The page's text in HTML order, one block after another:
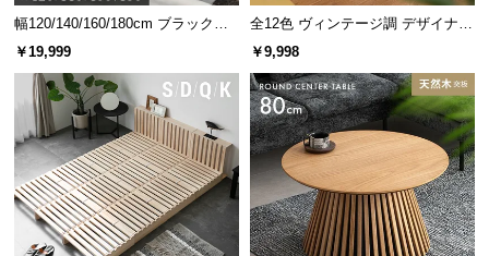
幅120/140/160/180cm ブラックフ
レーム ダイニング 大理石調 4人掛
￥19,999
全12色 ヴィンテージ調 デザイナー
ズシェルチェア
￥9,998